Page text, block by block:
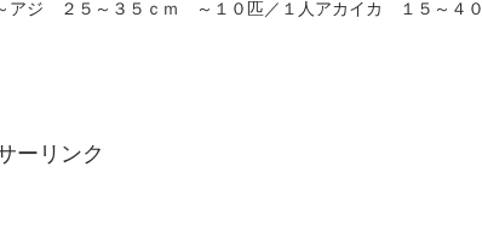
アジ ２５～３５ｃｍ ～１０匹／１人アカイカ １５～４０
ーリンク